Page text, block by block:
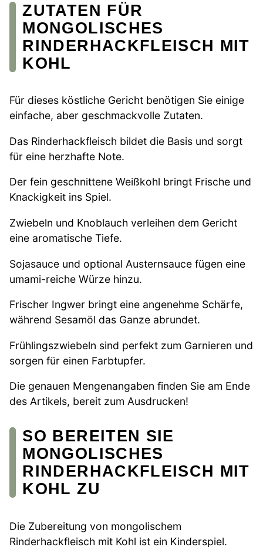
ZUTATEN FÜR
MONGOLISCHES
RINDERHACKFLEISCH MIT
KOHL
Für dieses köstliche Gericht benötigen Sie einige
einfache, aber geschmackvolle Zutaten.
Das Rinderhackfleisch bildet die Basis und sorgt
für eine herzhafte Note.
Der fein geschnittene Weißkohl bringt Frische und
Knackigkeit ins Spiel.
Zwiebeln und Knoblauch verleihen dem Gericht
eine aromatische Tiefe.
Sojasauce und optional Austernsauce fügen eine
umami-reiche Würze hinzu.
Frischer Ingwer bringt eine angenehme Schärfe,
während Sesamöl das Ganze abrundet.
Frühlingszwiebeln sind perfekt zum Garnieren und
sorgen für einen Farbtupfer.
Die genauen Mengenangaben finden Sie am Ende
des Artikels, bereit zum Ausdrucken!
SO BEREITEN SIE
MONGOLISCHES
RINDERHACKFLEISCH MIT
KOHL ZU
Die Zubereitung von mongolischem
Rinderhackfleisch mit Kohl ist ein Kinderspiel.